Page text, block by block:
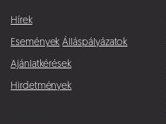
Hírek
Események Álláspályázatok
Ajánlatkérések
Hirdetmények